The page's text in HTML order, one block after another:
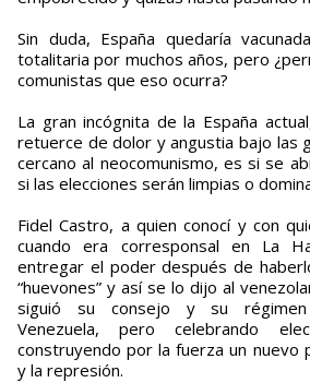
Sin duda, España quedaría
totalitaria por muchos años, pero
comunistas que eso ocurra?
La gran incógnita de la España
retuerce de dolor y angustia bajo las
cercano al neocomunismo, es si se
si las elecciones serán limpias o
Fidel Castro, a quien conocí y con
cuando era corresponsal en La
entregar el poder después de
“huevones” y así se lo dijo al
siguió su consejo y su régimen
Venezuela, pero celebrando
construyendo por la fuerza un nuevo
y la represión.